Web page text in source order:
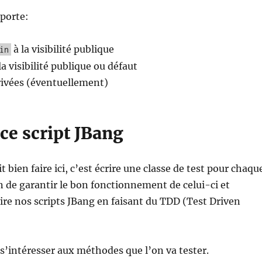
à la visibilité publique
visibilité publique ou défaut
(éventuellement)
script JBang
bien faire ici, c’est écrire une classe de test pour
de garantir le bon fonctionnement de celui-ci et
nos scripts JBang en faisant du TDD (Test Driven
aux méthodes que l’on va tester.